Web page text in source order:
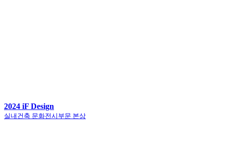
2024 iF Design
실내건축 문화전시부문 본상